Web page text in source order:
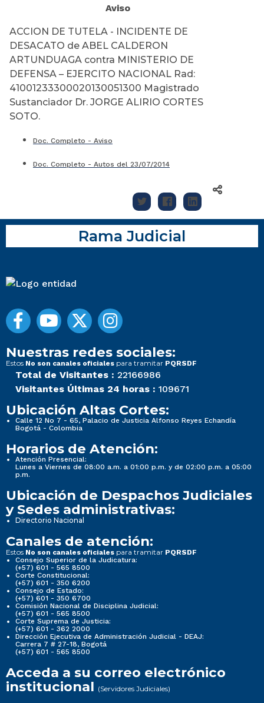
Aviso
ACCION DE TUTELA - INCIDENTE DE
DESACATO de ABEL CALDERON
ARTUNDUAGA contra MINISTERIO DE
DEFENSA – EJERCITO NACIONAL Rad:
41001233300020130051300 Magistrado
Sustanciador Dr. JORGE ALIRIO CORTES
SOTO.
Doc. Completo - Aviso
Doc. Completo - Autos del 23/07/2014
Rama Judicial
Nuestras redes sociales:
Estos No son canales oficiales para tramitar PQRSDF
Total de Visitantes : 22166986
Visitantes Últimas 24 horas : 109671
Ubicación Altas Cortes:
Calle 12 No 7 - 65, Palacio de Justicia Alfonso Reyes Echandía
Bogotá - Colombia
Horarios de Atención:
Atención Presencial:
Lunes a Viernes de 08:00 a.m. a 01:00 p.m. y de 02:00 p.m. a 05:00
p.m.
Ubicación de Despachos Judiciales
y Sedes administrativas:
Directorio Nacional
Canales de atención:
Estos No son canales oficiales para tramitar PQRSDF
Consejo Superior de la Judicatura:
(+57) 601 - 565 8500
Corte Constitucional:
(+57) 601 - 350 6200
Consejo de Estado:
(+57) 601 - 350 6700
Comisión Nacional de Disciplina Judicial:
(+57) 601 - 565 8500
Corte Suprema de Justicia:
(+57) 601 - 362 2000
Dirección Ejecutiva de Administración Judicial - DEAJ:
Carrera 7 # 27-18, Bogotá
(+57) 601 - 565 8500
Acceda a su correo electrónico
institucional (Servidores Judiciales)